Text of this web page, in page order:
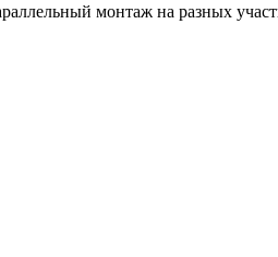
монтаж на разных